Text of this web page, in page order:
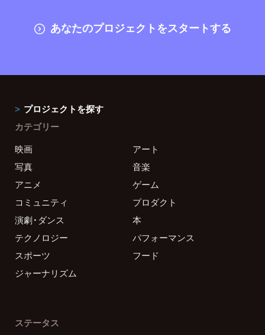
あなたのプロジェクトをスタートする
プロジェクトを探す
カテゴリー
映画
アート
写真
音楽
アニメ
ゲーム
コミュニティ
プロダクト
演劇・ダンス
本
テクノロジー
パフォーマンス
スポーツ
フード
ジャーナリズム
ステータス